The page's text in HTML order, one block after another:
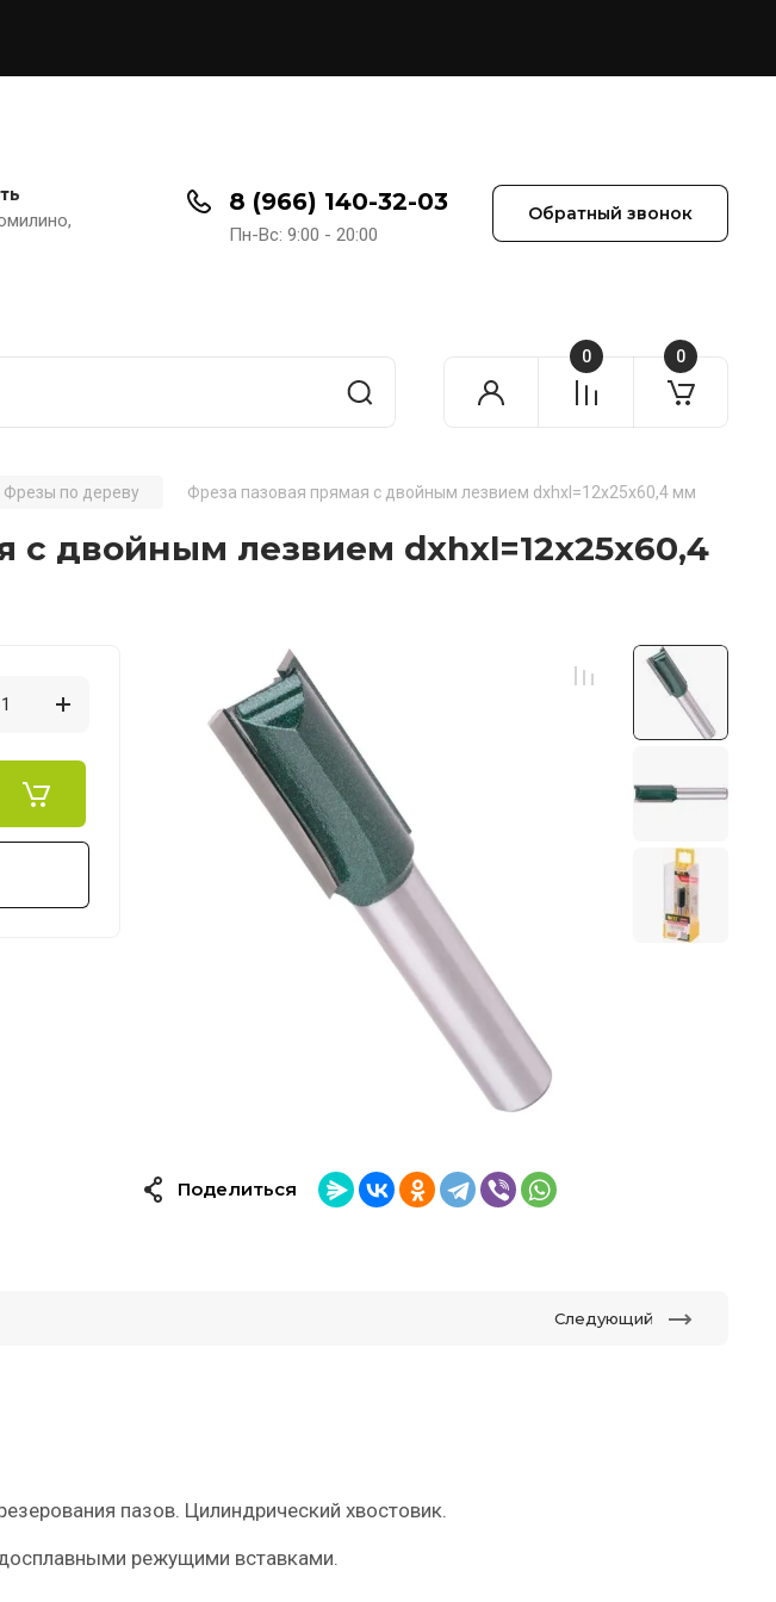
8 (966) 140-32-03
Пн-Вс: 9:00 - 20:00
Обратный звонок
0 0
Фрезы по дереву Фреза пазовая прямая с двойным лезвием dxhxl=12х25х60,4 мм
с двойным лезвием dxhxl=12х25х60,4
Поделиться
Следующий
пазов. Цилиндрический хвостовик.
режущими вставками.